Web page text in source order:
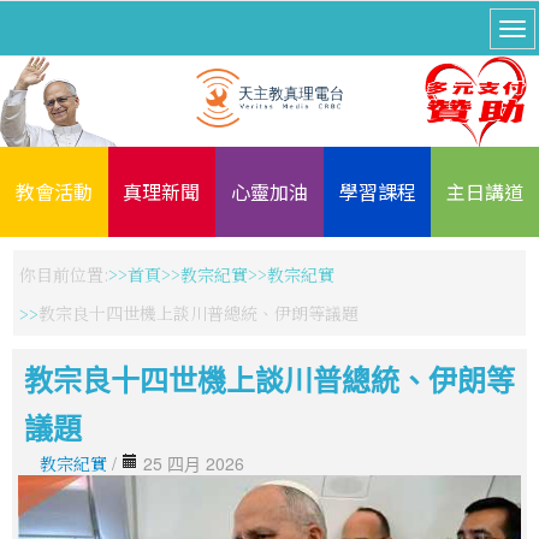
教會活動 真理新聞 心靈加油 學習課程 主日講道
你目前位置: 首頁 教宗紀實
教宗紀實
教宗良十四世機上談川普總統、伊朗等議題
教宗良十四世機上談川普總統、伊朗等
議題
教宗紀實 / 25 四月 2026